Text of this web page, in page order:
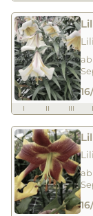
I II III